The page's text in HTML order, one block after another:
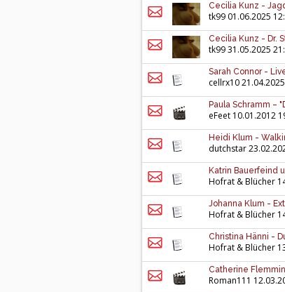
Cecilia Kunz -
tk99 01.06.2025
Cecilia Kunz - Dr.
tk9931.05.2025
Sarah Connor -
cellrx10
Paula Schramm –
eFeet 10.01.2012
Heidi Klum -
dutchstar
Katrin Bauerfeind
Hofrat & Blücher
Johanna Klum -
Hofrat & Blücher
Christina Hänni -
Hofrat & Blücher
Catherine
Roman111